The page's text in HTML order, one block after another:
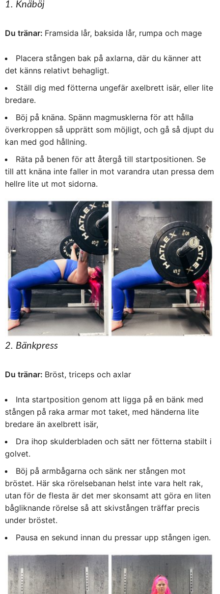
1. Knäböj
Du tränar: Framsida lår, baksida lår, rumpa och mage
Placera stången bak på axlarna, där du känner att
det känns relativt behagligt.
Ställ dig med fötterna ungefär axelbrett isär, eller lite
bredare.
Böj på knäna. Spänn magmusklerna för att hålla
överkroppen så upprätt som möjligt, och gå så djupt du
kan med god hållning.
Räta på benen för att återgå till startpositionen. Se
till att knäna inte faller in mot varandra utan pressa dem
hellre lite ut mot sidorna.
2. Bänkpress
Du tränar: Bröst, triceps och axlar
Inta startposition genom att ligga på en bänk med
stången på raka armar mot taket, med händerna lite
bredare än axelbrett isär,
Dra ihop skulderbladen och sätt ner fötterna stabilt i
golvet.
Böj på armbågarna och sänk ner stången mot
bröstet. Här ska rörelsebanan helst inte vara helt rak,
utan för de flesta är det mer skonsamt att göra en liten
bågliknande rörelse så att skivstången träffar precis
under bröstet.
Pausa en sekund innan du pressar upp stången igen.